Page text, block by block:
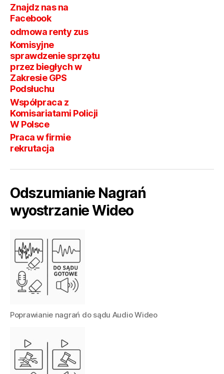
Znajdz nas na
Facebook
odmowa renty zus
Komisyjne
sprawdzenie sprzętu
przez biegłych w
Zakresie GPS
Podsłuchu
Współpraca z
Komisariatami Policji
W Polsce
Praca w firmie
rekrutacja
Odszumianie Nagrań
wyostrzanie Wideo
Poprawianie nagrań do sądu Audio Wideo